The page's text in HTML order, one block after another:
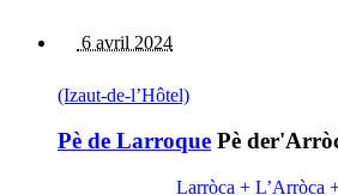
6 avril 2024
(Izaut-de-l’Hôtel)
Pè de Larroque Pè
Larròca + L’Arròca